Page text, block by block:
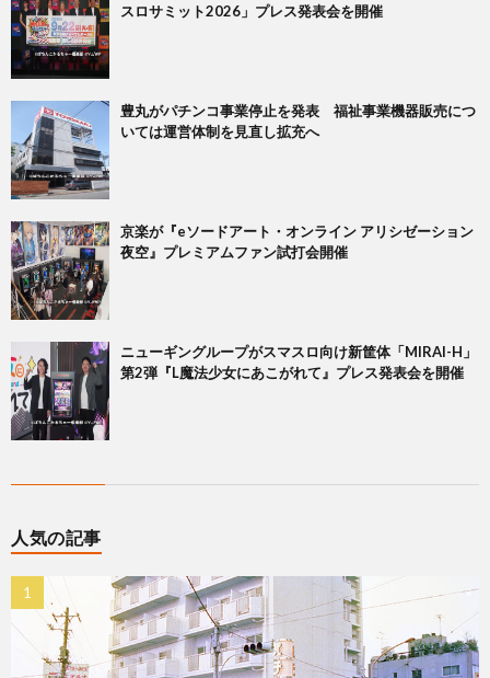
スロサミット2026」プレス発表会を開催
豊丸がパチンコ事業停止を発表 福祉事業機器販売につ
いては運営体制を見直し拡充へ
京楽が『eソードアート・オンライン アリシゼーション
夜空』プレミアムファン試打会開催
ニューギングループがスマスロ向け新筐体「MIRAI-H」
第2弾『L魔法少女にあこがれて』プレス発表会を開催
人気の記事